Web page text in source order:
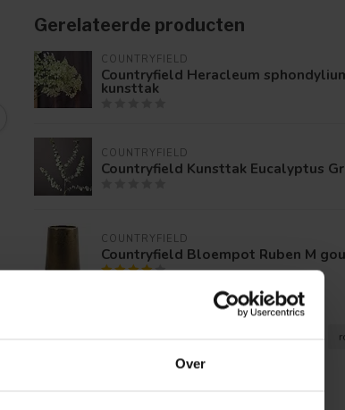
Over
Gerelateerde producten
COUNTRYFIELD
Countryfield Heracleum
kunsttak
COUNTRYFIELD
Countryfield Kunsttak Eucalyptus
COUNTRYFIELD
Countryfield Bloempot Ruben M
eettafel(12) eettafel elmwood(43)